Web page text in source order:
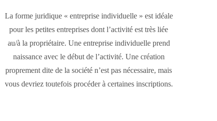
La forme juridique « entreprise individuelle » est idéale
pour les petites entreprises dont l’activité est très liée
au/à la propriétaire. Une entreprise individuelle prend
naissance avec le début de l’activité. Une création
proprement dite de la société n’est pas nécessaire, mais
vous devriez toutefois procéder à certaines inscriptions.